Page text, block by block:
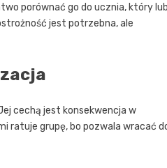
porównać go do ucznia, który
jest potrzebna, ale
cechą jest konsekwencja w
ratuje grupę, bo pozwala wracać